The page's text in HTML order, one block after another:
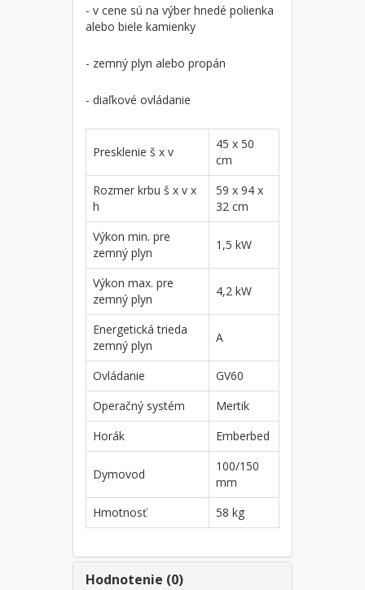
- v cene sú na výber hnedé polienka
alebo biele kamienky
- zemný plyn alebo propán
- diaľkové ovládanie
Presklenie š x v
45 x 50
cm
Rozmer krbu š x v x
h
59 x 94 x
32 cm
Výkon min. pre
zemný plyn
1,5 kW
Výkon max. pre
zemný plyn
4,2 kW
Energetická trieda
zemný plyn
A
Ovládanie
GV60
Operačný systém
Mertik
Horák
Emberbed
Dymovod
100/150
mm
Hmotnosť
58 kg
Hodnotenie (0)